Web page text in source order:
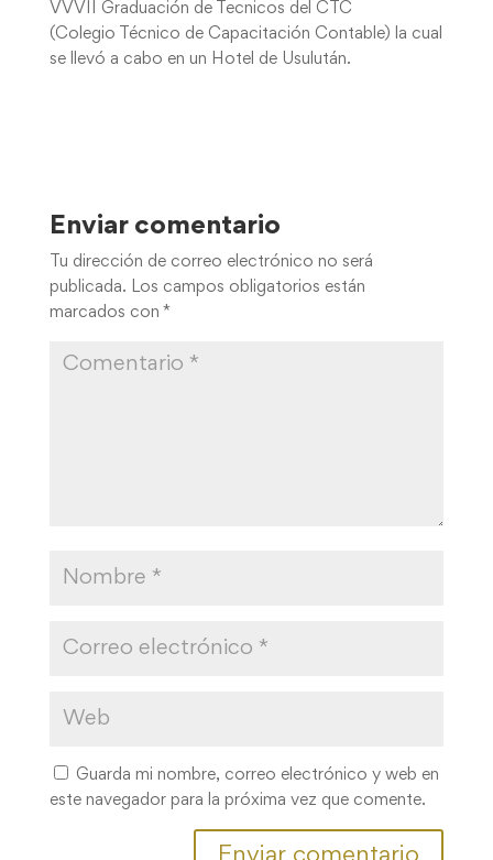
VVVII Graduación de Tecnicos del CTC
(Colegio Técnico de Capacitación Contable) la cual
se llevó a cabo en un Hotel de Usulután.
Enviar comentario
Tu dirección de correo electrónico no será
publicada. Los campos obligatorios están
marcados con *
Guarda mi nombre, correo electrónico y web en
este navegador para la próxima vez que comente.